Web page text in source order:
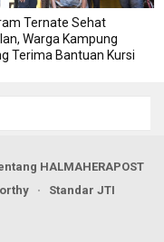
Ternate Sehat
Warga Kampung
Terima Bantuan Kursi
HALMAHERAPOST
Standar JTI